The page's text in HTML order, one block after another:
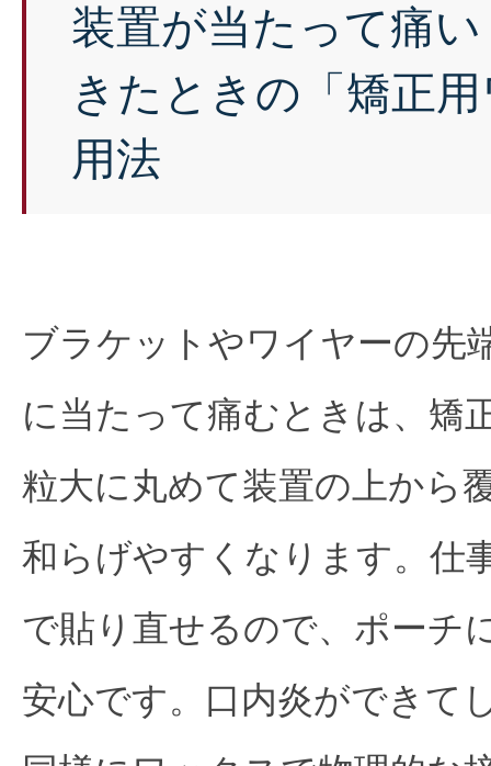
装置が当たって痛
きたときの「矯正
用法
ブラケットやワイヤーの先
に当たって痛むときは、矯
粒大に丸めて装置の上から
和らげやすくなります。仕
で貼り直せるので、ポーチ
安心です。口内炎ができて